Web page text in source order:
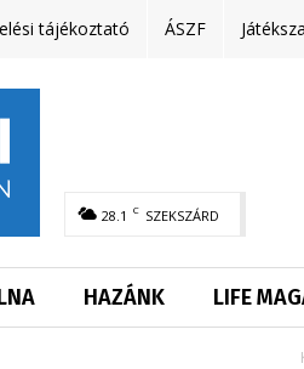
tájékoztató ÁSZF
28.1 C SZEKSZÁRD
HAZÁNK LIFE